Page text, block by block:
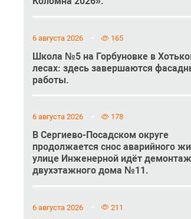
6 августа 2026 165
Школа №5 на Горбуновке в
лесах: здесь завершаются
работы.
6 августа 2026 178
В Сергиево-Посадском округе
продолжается снос аварийного
улице Инженерной идёт демонтаж
двухэтажного дома №11.
6 августа 2026 211